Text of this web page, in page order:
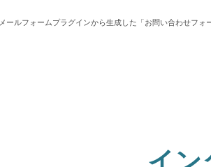
メールフォームプラグインから生成した「お問い合わせフ